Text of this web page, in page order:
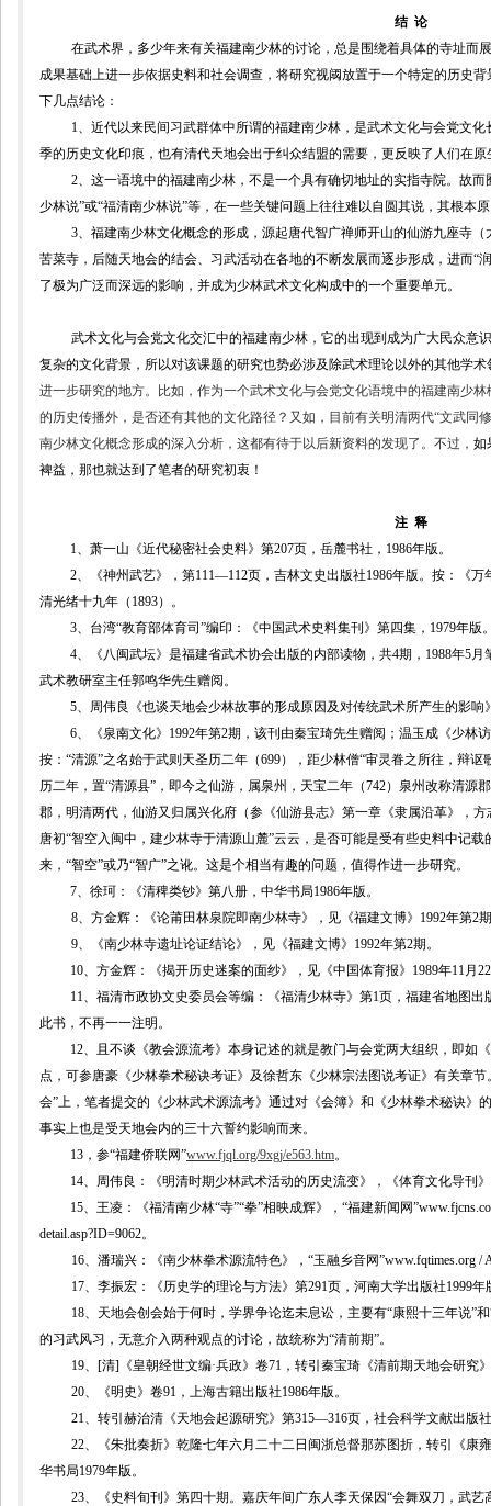
结 论
在武术界，多少年来有关福建南少林的讨论，总是围绕着具体的寺址而
成果基础上进一步依据史料和社会调查，将研究视阈放置于一个特定的历史
下几点结论：
1、近代以来民间习武群体中所谓的福建南少林，是武术文化与会党文
季的历史文化印痕，也有清代天地会出于纠众结盟的需要，更反映了人们在
2、这一语境中的福建南少林，不是一个具有确切地址的实指寺院。故
少林说”或“福清南少林说”等，在一些关键问题上往往难以自圆其说，其根本
3、福建南少林文化概念的形成，源起唐代智广禅师开山的仙游九座寺（
苦菜寺，后随天地会的结会、习武活动在各地的不断发展而逐步形成，进而“
了极为广泛而深远的影响，并成为少林武术文化构成中的一个重要单元。
武术文化与会党文化交汇中的福建南少林， 它的出现到成为广大民众意
复杂的文化背景， 所以对该课题的研究也势必涉及除武术理论以外的其他学术
进一步研究的地方。比如，作为一个武术文化与会党文化语境中的福建南少
的历史传播外，是否还有其他的文化路径？又如，目前有关明清两代“文武同
南少林文化概念形成的深入分析，这都有待于以后新资料的发现了。不过， 如
裨益，那也就达到了笔者的研究初衷！
注 释
1、萧一山《近代秘密社会史料》第207页，岳麓书社， 1986年版。
2、《神州武艺》，第111—112页，吉林文史出版社1986年版。按：《万
清光绪十九年（ 1893）。
3、台湾“教育部体育司”编印：《中国武术史料集刊》第四集， 1979年版
4、《八闽武坛》是福建省武术协会出版的内部读物，共4期， 1988年5月
武术教研室主任郭鸣华先生赠阅。
5、周伟良《也谈天地会少林故事的形成原因及对传统武术所产生的影响
6、《泉南文化》 1992年第2期，该刊由秦宝琦先生赠阅；温玉成《少林
按：“清源”之名始于武则天圣历二年（699），距少林僧“审灵眷之所往，辩讴
历二年，置“清源县”，即今之仙游，属泉州，天宝二年（742）泉州改称清源
郡，明清两代，仙游又归属兴化府（参《仙游县志》第一章《隶属沿革》，方
唐初“智空入闽中，建少林寺于清源山麓”云云，是否可能是受有些史料中记
来，“智空”或乃“智广”之讹。这是个相当有趣的问题，值得作进一步研究。
7、徐珂：《清稗类钞》第八册，中华书局1986年版。
8、方金辉：《论莆田林泉院即南少林寺》，见《福建文博》 1992年第2
9、《南少林寺遗址论证结论》，见《福建文博》 1992年第2期。
10、方金辉：《揭开历史迷案的面纱》，见《中国体育报》 1989年11月 22
11、福清市政协文史委员会等编：《福清少林寺》第1页，福建省地图出
此书，不再一一注明。
12、且不谈《教会源流考》本身记述的就是教门与会党两大组织，即如
点，可参唐豪《少林拳术秘诀考证》及徐哲东《少林宗法图说考证》有关章节
会”上，笔者提交的《少林武术源流考》通过对《会簿》和《少林拳术秘诀》
事实上也是受天地会内的三十六誓约影响而来。
13 ，参“福建侨联网”www.fjql.org/9xgj/e563.htm。
14、周伟良：《明清时期少林武术活动的历史流变》，《体育文化导刊》
15、王凌：《福清南少林“寺”“拳”相映成辉》，“福建新闻网”
detail.asp?ID=9062。
16、潘瑞兴：《南少林拳术源流特色》，“玉融乡音网”www.fqtimes.org /
17、李振宏：《历史学的理论与方法》第291页，河南大学出版社1999年
18、天地会创会始于何时，学界争论迄未息讼，主要有“康熙十三年说”
的习武风习，无意介入两种观点的讨论，故统称为“清前期”。
19、 [清] 《皇朝经世文编·兵政》卷71 ，转引秦宝琦《清前期天地会研究
20、《明史》卷91 ，上海古籍出版社1986年版。
21、转引赫治清《天地会起源研究》第315—316页，社会科学文献出版社
22、《朱批奏折》乾隆七年六月二十二日闽浙总督那苏图折，转引《康
华书局1979年版。
23、《史料旬刊》第四十期。嘉庆年间广东人李天保因“会舞双刀，武